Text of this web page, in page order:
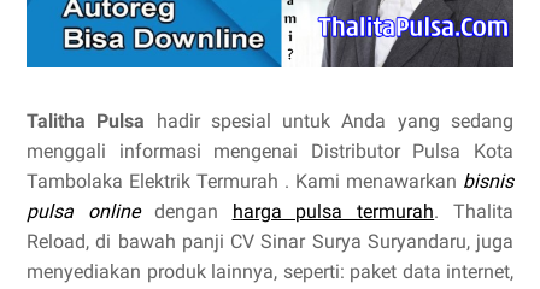
Talitha Pulsa hadir spesial untuk Anda yang sedang
menggali informasi mengenai Distributor Pulsa Kota
Tambolaka Elektrik Termurah . Kami menawarkan bisnis
pulsa onlinedengan harga pulsa termurah. Thalita
Reload, di bawah panji CV Sinar Surya Suryandaru, juga
menyediakan produk lainnya, seperti: paket data internet,